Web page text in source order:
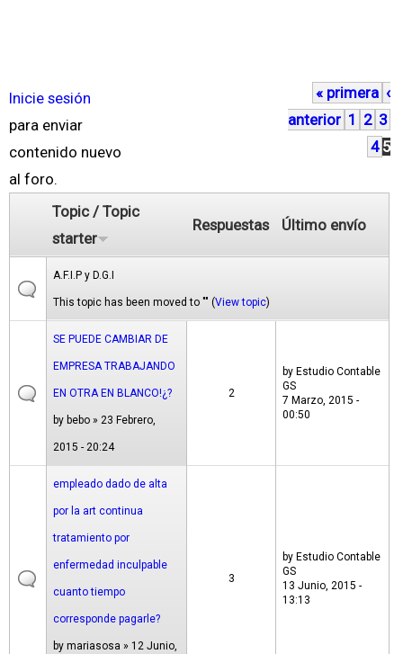
Inicie sesión
para enviar
contenido nuevo
al foro.
P
á
g
i
s
« primera ‹
anterior 1 2 3
4 5
Topic / Topic
starter
Respuestas Último envío
A.F.I.P y D.G.I
This topic has been moved to "" (View topic)
SE PUEDE CAMBIAR DE
EMPRESA TRABAJANDO
EN OTRA EN BLANCO!¿?
by bebo » 23 Febrero,
2015 - 20:24
2
by Estudio Contable
GS
7 Marzo, 2015 -
00:50
empleado dado de alta
por la art continua
tratamiento por
enfermedad inculpable
cuanto tiempo
corresponde pagarle?
by mariasosa » 12 Junio,
3
by Estudio Contable
GS
13 Junio, 2015 -
13:13